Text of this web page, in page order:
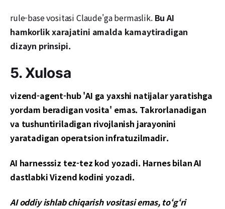
rule-base vositasi Claude'ga bermaslik. Bu AI
hamkorlik xarajatini amalda kamaytiradigan
dizayn prinsipi.
5. Xulosa
vizend-agent-hub 'AI ga yaxshi natijalar yaratishga
yordam beradigan vosita' emas. Takrorlanadigan
va tushuntiriladigan rivojlanish jarayonini
yaratadigan operatsion infratuzilmadir.
AI harnesssiz tez-tez kod yozadi. Harnes bilan AI
dastlabki Vizend kodini yozadi.
AI oddiy ishlab chiqarish vositasi emas, to‘g‘ri